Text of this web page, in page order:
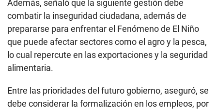
Además, señaló que la siguiente gestión debe
combatir la inseguridad ciudadana, además de
prepararse para enfrentar el Fenómeno de El Niño
que puede afectar sectores como el agro y la pesca,
lo cual repercute en las exportaciones y la seguridad
alimentaria.
Entre las prioridades del futuro gobierno, aseguró, se
debe considerar la formalización en los empleos, por